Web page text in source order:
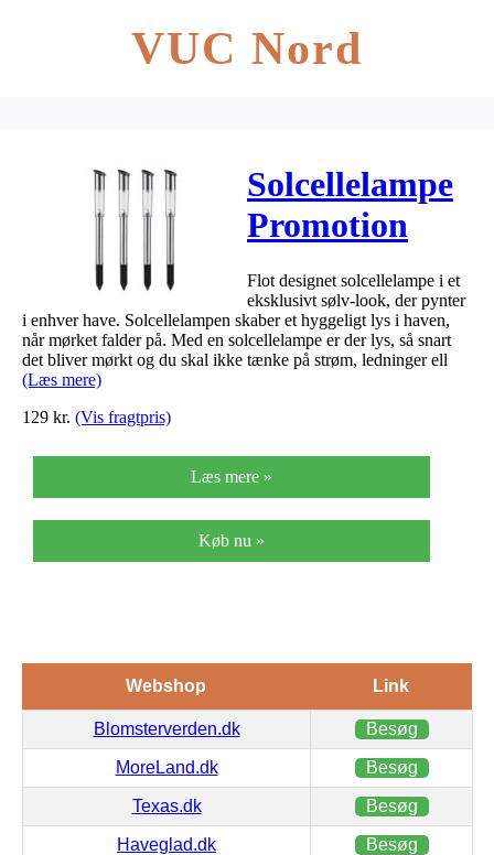
VUC Nord
Solcellelampe
Promotion
63cm
Flot designet solcellelampe i et
eksklusivt sølv-look, der pynter
i enhver have. Solcellelampen skaber et hyggeligt lys i haven,
når mørket falder på. Med en solcellelampe er der lys, så snart
det bliver mørkt og du skal ikke tænke på strøm, ledninger ell
(Læs mere)
129 kr. (Vis fragtpris)
Læs mere »
Køb nu »
Webshop Link
Blomsterverden.dk Besøg
MoreLand.dk Besøg
Texas.dk Besøg
Haveglad.dk Besøg